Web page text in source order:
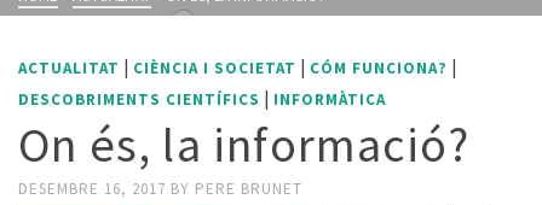
ACTUALITAT | CIÈNCIA I SOCIETAT | CÓM FUNCIONA? |
DESCOBRIMENTS CIENTÍFICS | INFORMÀTICA
On és, la informació?
DESEMBRE 16, 2017 BY PERE BRUNET